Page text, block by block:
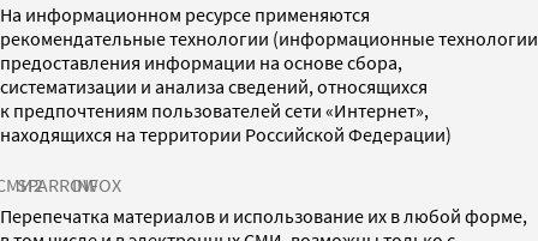
На информационном ресурсе применяются
рекомендательные технологии (информационные технологии
предоставления информации на основе сбора,
систематизации и анализа сведений, относящихся
к предпочтениям пользователей сети «Интернет»,
находящихся на территории Российской Федерации)
SPARROWINFOX
Перепечатка материалов и использование их в любой форме,